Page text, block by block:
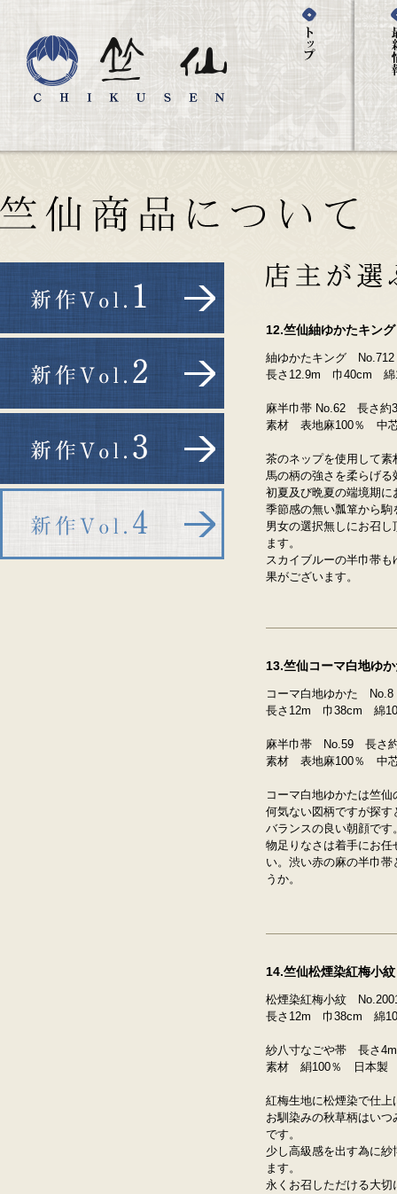
12.竺仙紬ゆかたキン
紬ゆかたキング No.712
長さ12.9m 巾40cm 綿
麻半巾帯 No.62 長さ
素材 表地麻100％ 中
茶のネップを使用して
馬の柄の強さを柔らげ
初夏及び晩夏の端境期に
季節感の無い瓢箪から
男女の選択無しにお召
ます。
スカイブルーの半巾帯
果がございます。
13.竺仙コーマ白地ゆ
コーマ白地ゆかた No.8
長さ12m 巾38cm 綿
麻半巾帯 No.59 長さ
素材 表地麻100％ 中
コーマ白地ゆかたは竺
何気ない図柄ですが探
バランスの良い朝顔です
物足りなさは着手にお
い。渋い赤の麻の半巾
うか。
14.竺仙松煙染紅梅小
松煙染紅梅小紋
長さ12m 巾38cm 綿
紗八寸なごや帯 長さ
素材 絹100％ 日本製
紅梅生地に松煙染で仕
お馴染みの秋草柄はい
です。
少し高級感を出す為に
ます。
永くお召しただける大